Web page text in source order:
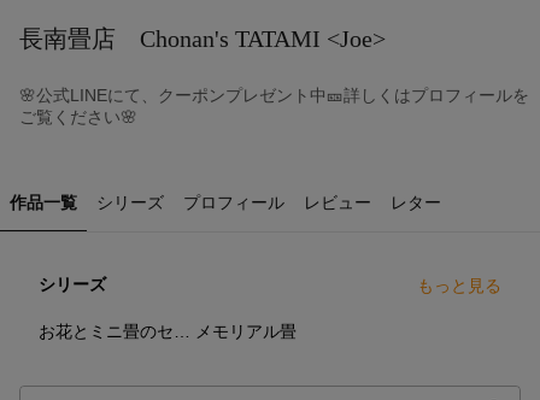
長南畳店 Chonan's TATAMI <Joe>
🌸公式LINEにて、クーポンプレゼント中🎫詳しくはプロフィールを
ご覧ください🌸
作品一覧 シリーズ プロフィール レビュー レター
シリーズ もっと見る
メモリアル畳